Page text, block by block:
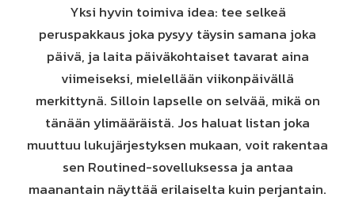
Yksi hyvin toimiva idea: tee selkeä
peruspakkaus joka pysyy täysin samana joka
päivä, ja laita päiväkohtaiset tavarat aina
viimeiseksi, mielellään viikonpäivällä
merkittynä. Silloin lapselle on selvää, mikä on
tänään ylimääräistä. Jos haluat listan joka
muuttuu lukujärjestyksen mukaan, voit rakentaa
sen Routined-sovelluksessa ja antaa
maanantain näyttää erilaiselta kuin perjantain.